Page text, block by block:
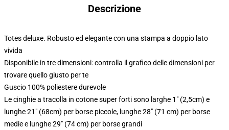
Descrizione
Totes deluxe. Robusto ed elegante con una stampa a doppio lato
vivida
Disponibile in tre dimensioni: controlla il grafico delle dimensioni per
trovare quello giusto per te
Guscio 100% poliestere durevole
Le cinghie a tracolla in cotone super forti sono larghe 1" (2,5cm) e
lunghe 21" (68cm) per borse piccole, lunghe 28" (71 cm) per borse
medie e lunghe 29" (74 cm) per borse grandi